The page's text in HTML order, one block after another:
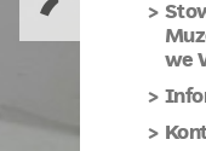
we